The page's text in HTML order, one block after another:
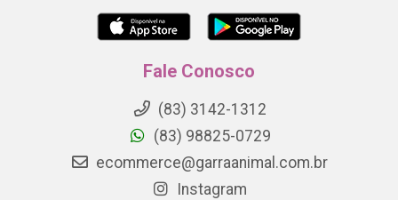
Fale Conosco
(83) 3142-1312
(83) 98825-0729
ecommerce@garraanimal.com.br
Instagram